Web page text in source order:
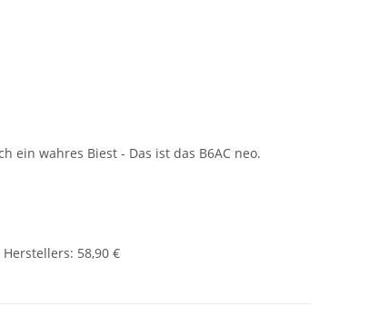
ein wahres Biest - Das ist das B6AC neo.
: 58,90 €